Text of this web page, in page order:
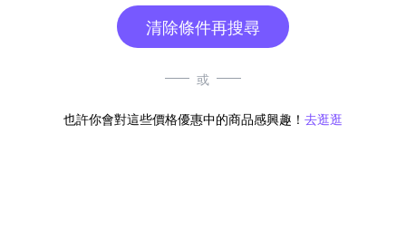
清除條件再搜尋
或
也許你會對這些價格優惠中的商品感興趣！ 去逛逛